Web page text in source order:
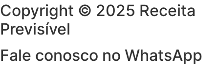
Copyright © 2025 Receita
Previsível
Fale conosco no WhatsApp